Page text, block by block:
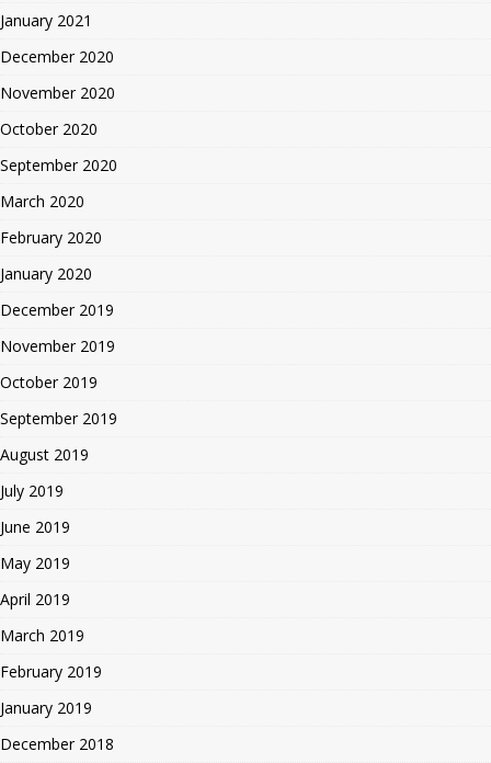
January 2021
December 2020
November 2020
October 2020
September 2020
March 2020
February 2020
January 2020
December 2019
November 2019
October 2019
September 2019
August 2019
July 2019
June 2019
May 2019
April 2019
March 2019
February 2019
January 2019
December 2018